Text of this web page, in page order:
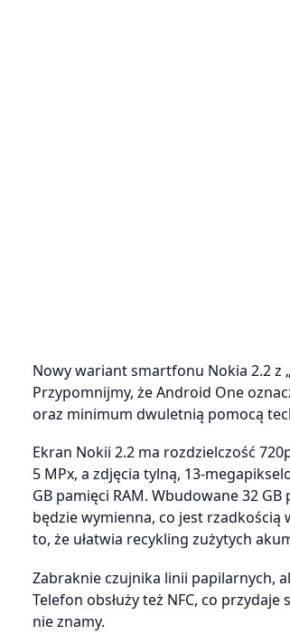
Nowy wariant smartfonu Nokia 2.2 z
Przypomnijmy, że Android One
oraz minimum dwuletnią pomocą
Ekran Nokii 2.2 ma rozdzielczość
5 MPx, a zdjęcia tylną, 13-
GB pamięci RAM. Wbudowane 32
będzie wymienna, co jest rzadkością
to, że ułatwia recykling zużytych
Zabraknie czujnika linii papilarnych,
Telefon obsłuży też NFC, co
nie znamy.